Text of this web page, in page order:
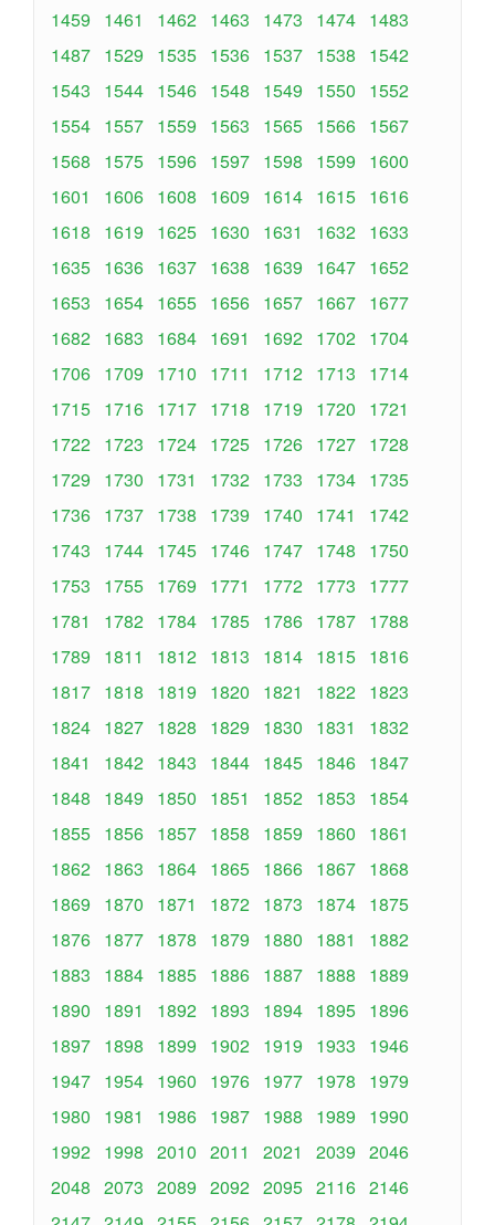
1459
1461 1462 1463 1473 1474 1483
1487 1529 1535 1536 1537 1538
1542
1543
1544 1546 1548 1549 1550
1552
1554 1557 1559 1563 1565 1566 1567
1568
1575 1596 1597 1598 1599
1600
1601
1606 1608 1609 1614 1615 1616
1618
1619 1625 1630 1631 1632 1633
1635 1636 1637 1638 1639 1647 1652
1653
1654 1655 1656 1657 1667 1677
1682 1683 1684 1691 1692 1702 1704
1706 1709 1710 1711 1712 1713
1714
1715 1716 1717 1718 1719 1720
1721
1722 1723 1724 1725 1726 1727 1728
1729
1730 1731 1732 1733 1734 1735
1736 1737 1738 1739 1740 1741
1742
1743
1744 1745 1746 1747 1748
1750
1753
1755 1769 1771 1772 1773
1777
1781
1782 1784 1785 1786 1787 1788
1789
1811 1812 1813 1814 1815 1816
1817 1818 1819 1820 1821 1822 1823
1824 1827 1828 1829 1830 1831
1832
1841
1842 1843 1844 1845 1846 1847
1848
1849 1850 1851 1852 1853
1854
1855 1856 1857 1858 1859 1860
1861
1862 1863 1864 1865 1866 1867 1868
1869
1870 1871 1872 1873 1874 1875
1876 1877 1878 1879 1880 1881
1882
1883
1884 1885 1886 1887 1888
1889
1890
1891 1892 1893 1894 1895 1896
1897 1898 1899 1902 1919 1933
1946
1947 1954 1960 1976 1977 1978
1979
1980
1981 1986 1987 1988 1989
1990
1992 1998 2010 2011 2021 2039 2046
2048 2073 2089 2092 2095 2116 2146